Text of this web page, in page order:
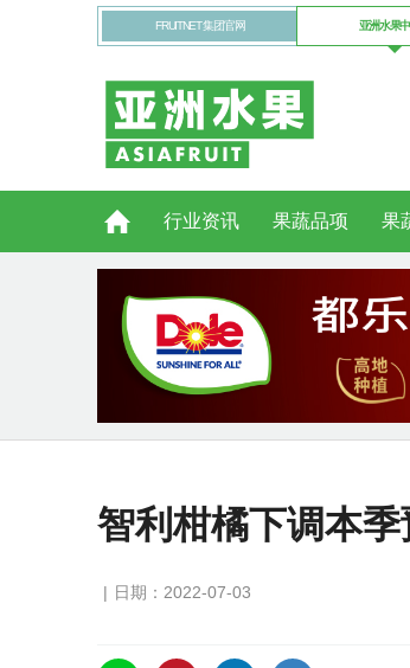
FRUITNET 集团官网 亚洲水果
行业资讯 果蔬品项 果
智利柑橘下调本
日期：2022-07-03
https://asiafruitchina.net/22016.html